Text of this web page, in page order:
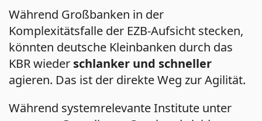
Während Großbanken in der
Komplexitätsfalle der EZB-Aufsicht stecken,
könnten deutsche Kleinbanken durch das
KBR wieder schlanker und schneller
agieren. Das ist der direkte Weg zur Agilität.
Während systemrelevante Institute unter